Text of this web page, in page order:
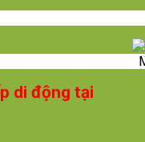
di động tại